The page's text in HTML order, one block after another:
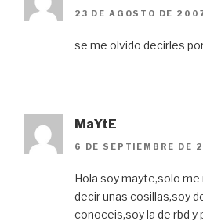
23 DE AGOSTO DE
se me olvido decirles
MaYtE
6 DE SEPTIEMBRE DE
Hola soy mayte,solo me
decir unas cosillas,soy
conoceis,soy la de rbd y